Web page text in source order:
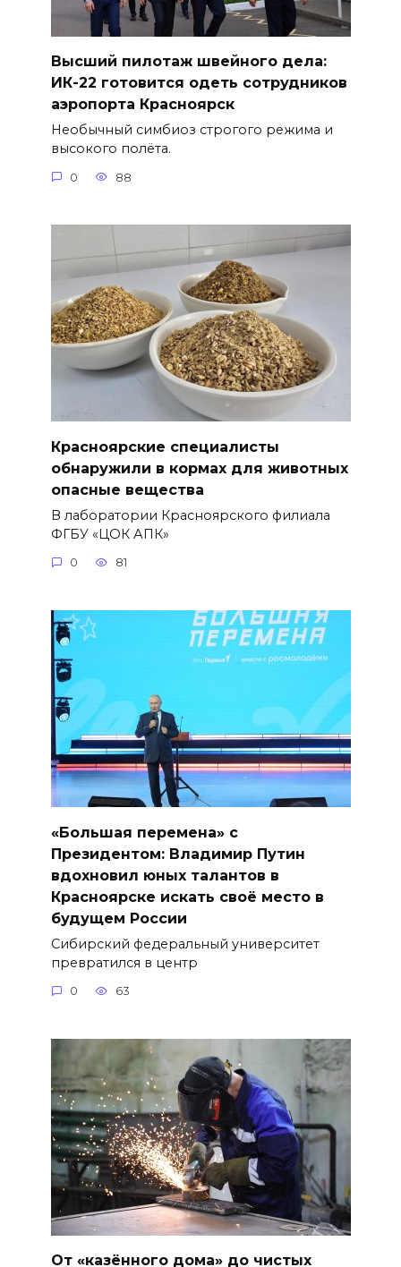
Высший пилотаж швейного дела:
ИК-22 готовится одеть сотрудников
аэропорта Красноярск
Необычный симбиоз строгого режима и
высокого полёта.
0 88
Красноярские специалисты
обнаружили в кормах для животных
опасные вещества
В лаборатории Красноярского филиала
ФГБУ «ЦОК АПК»
0 81
«Большая перемена» с
Президентом: Владимир Путин
вдохновил юных талантов в
Красноярске искать своё место в
будущем России
Сибирский федеральный университет
превратился в центр
0 63
От «казённого дома» до чистых